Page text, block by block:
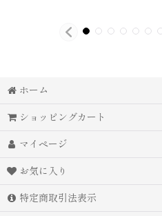
ホーム
ショッピングカート
マイページ
お気に入り
特定商取引法表示